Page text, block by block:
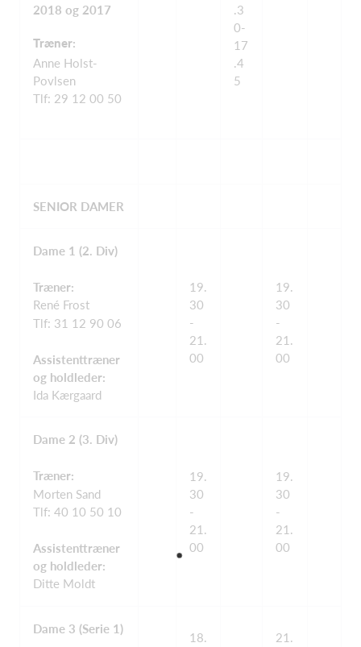
2018 og 2017
Træner:
Anne Holst-
Povlsen
Tlf: 29 12 00 50
.3
0-
17
.4
5
SENIOR DAMER
Dame 1 (2. Div)
Træner:
René Frost
Tlf: 31 12 90 06
Assistenttræner
og holdleder:
Ida Kærgaard
19.
30
-
21.
00
19.
30
-
21.
00
Dame 2 (3. Div)
Træner:
Morten Sand
Tlf: 40 10 50 10
Assistenttræner
og holdleder:
Ditte Moldt
19.
30
-
21.
00
19.
30
-
21.
00
Dame 3 (Serie 1)
18.
21.